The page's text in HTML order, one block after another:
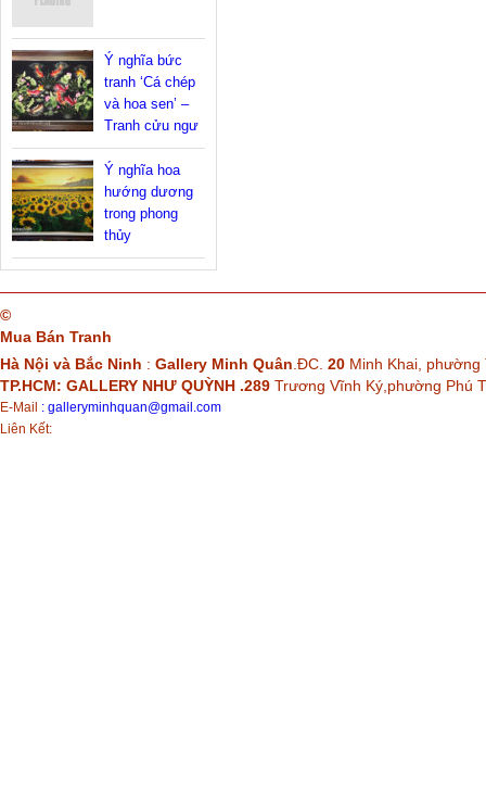
Ý nghĩa bức
tranh ‘Cá chép
và hoa sen’ –
Tranh cửu ngư
Ý nghĩa hoa
hướng dương
trong phong
thủy
©
Mua Bán Tranh
Hà Nội và Bắc Ninh : Gallery Minh Quân .ĐC. 20 Minh Khai,
TP.HCM: GALLERY NHƯ QUỲNH .289 Trương Vĩnh Ký,phường Phú
E-Mail : galleryminhquan@gmail.com
Liên Kết: